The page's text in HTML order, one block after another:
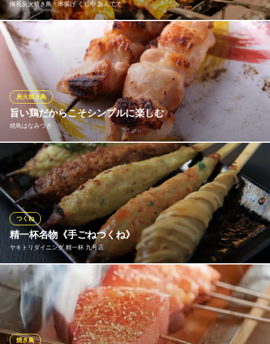
備長炭火焼き鳥・串揚げ くしや あんてて
毎日一本ずつ丁寧に手打ちする鶏肉を、最高級の備長炭で豪快に
焼き上げます。強火で旨味を閉じ込め、外はパリッと香ばしく、
中は驚くほどジューシー。長年の経験が宿る絶妙な火入れは、一
口食べれば違いがわかります。今夜は魂がこもった焼き鳥で乾杯
しませんか？個室・団体予約はお早めにお電話ください。
備長炭火焼き鳥・串揚げ くしや あんてて
備長炭火焼き鳥と串揚げ
名鉄三河線豊田市駅 徒歩2分
愛知県豊田市昭和町4-46
旨い鶏だからこそシンプルに楽しむ
焼鳥はなみづき
炭火焼き鳥
使用しているのは、地元奥三河で育った芳醇な鶏肉。特有の臭み
がなく、本来の旨みが引き立つシンプルな調理が映えます。身が
ぎゅっと引き締まった鶏肉を、備長炭で一つひとつ丁寧に焼き上
げました。「かしわ」「だきみ」「キンカン醤油漬け」は、ぜひ
お召し上がりいただきたい逸品です。日本酒と共にお楽しみくだ
さい。
焼鳥はなみづき
備長炭で焼き上げる焼鳥
名鉄豊田線豊田市駅 徒歩3分
愛知県豊田市西町5-34
精一杯名物《手ごねつくね》
ヤキトリダイニング 精一杯 九号店
つくね
精一杯に来たら、まずは 精一杯名物《手ごねつくね》
こだわりの具材と、焼師こだわりの焼き加減で作り上げた超絶う
まい絶品手ごねつくね！ 塩・タレ・軟骨・テリマヨ・黄身ソー
ス・梅しそ・辛味噌いろんな味をご堪能ください！
焼き鳥